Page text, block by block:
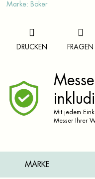
Marke: Böker
DRUCKEN FRAGEN
Mit jedem
Messer Ihrer
MARKE